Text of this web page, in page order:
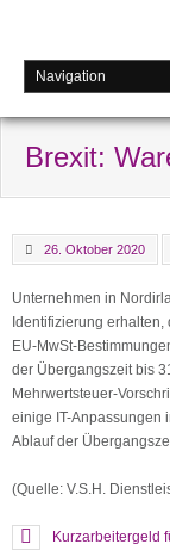
Brexit:
26. Oktober 2020
Unternehmen in
Identifizierung
EU-MwSt-
der Übergangszeit bis
Mehrwertsteuer-
einige IT-Anpassungen
Ablauf der
(Quelle: V.S.H.
Kurzarbeitergeld